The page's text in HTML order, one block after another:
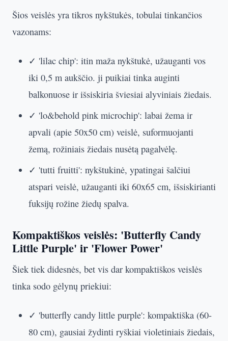
Šios veislės yra tikros nykštukės, tobulai tinkančios
vazonams:
✓ 'lilac chip': itin maža nykštukė, užauganti vos
iki 0,5 m aukščio. ji puikiai tinka auginti
balkonuose ir išsiskiria šviesiai alyviniais žiedais.
✓ 'lo&behold pink microchip': labai žema ir
apvali (apie 50x50 cm) veislė, suformuojanti
žemą, rožiniais žiedais nusėtą pagalvėlę.
✓ 'tutti fruitti': nykštukinė, ypatingai šalčiui
atspari veislė, užauganti iki 60x65 cm, išsiskirianti
fuksijų rožine žiedų spalva.
Kompaktiškos veislės: 'Butterfly Candy
Little Purple' ir 'Flower Power'
Šiek tiek didesnės, bet vis dar kompaktiškos veislės
tinka sodo gėlynų priekiui:
✓ 'butterfly candy little purple': kompaktiška (60-
80 cm), gausiai žydinti ryškiai violetiniais žiedais,